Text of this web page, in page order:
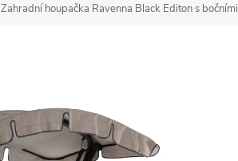
Zahradní houpačka Ravenna Black Editon s